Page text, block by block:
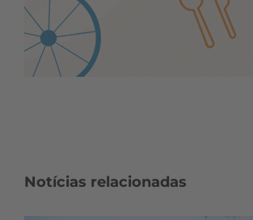
Notícias relacionadas